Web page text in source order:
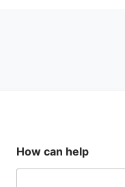
How can help